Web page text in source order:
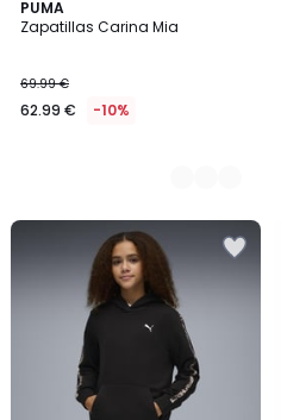
PUMA
Zapatillas Carina Mia
69.99 €
62.99 € -10%
2
Colores